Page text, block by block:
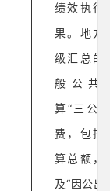
绩效执行
果。地方
级汇总的
般公共
算“三公”
费，包括
算总额，
及“因公出